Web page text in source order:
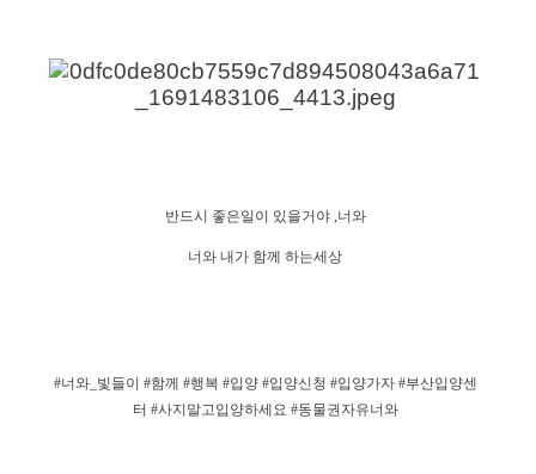
반드시 좋은일이 있을거야, 너와
너와 내가 함께 하는세상
#너와_ 빛들이 #함께 #행복 #입양#입양신청 #입양가자#부산입양센
터 #사지말고입양하세요 #동물권자유너와